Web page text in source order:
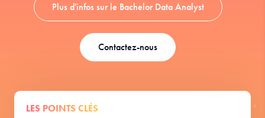
Plus d'infos sur le Bachelor Data Analyst
Contactez-nous
LES POINTS CLÉS